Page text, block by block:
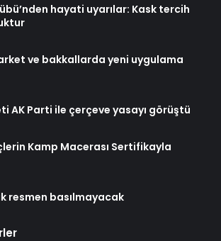
hayati uyarılar: Kask tercih
ve bakkallarda yeni uygulama
AK Parti ile çerçeve yasayı görüştü
Kamp Macerası Sertifikayla
resmen basılmayacak